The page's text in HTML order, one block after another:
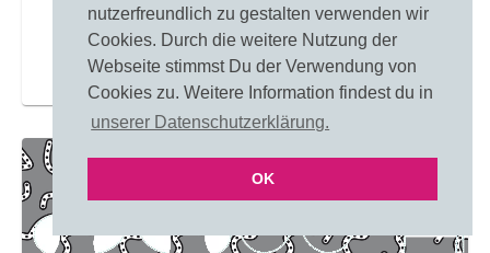
nutzerfreundlich zu gestalten verwenden wir
Cookies. Durch die weitere Nutzung der
Webseite stimmst Du der Verwendung von
Cookies zu. Weitere Information findest du in
unserer Datenschutzerklärung.
OK
Merken Einfärben